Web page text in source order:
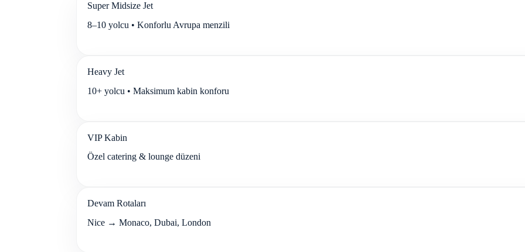
Super Midsize Jet
8–10 yolcu • Konforlu Avrupa menzili
Heavy Jet
10+ yolcu • Maksimum kabin konforu
VIP Kabin
Özel catering & lounge düzeni
Devam Rotaları
Nice → Monaco, Dubai, London